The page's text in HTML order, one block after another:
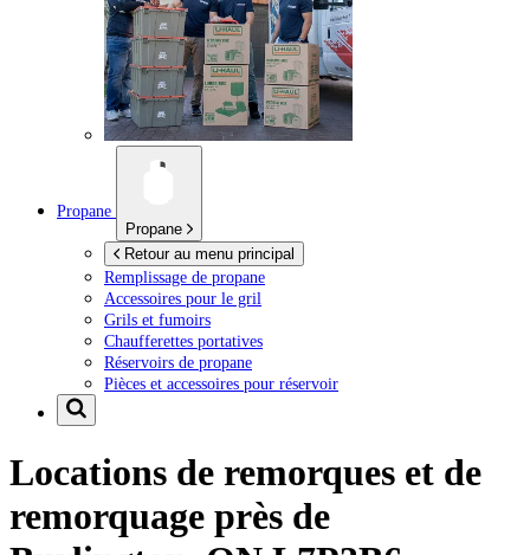
Propane
Propane
Retour au menu principal
Remplissage de propane
Accessoires pour le gril
Grils et fumoirs
Chaufferettes portatives
Réservoirs de propane
Pièces et accessoires pour réservoir
Locations de remorques et de
remorquage près de